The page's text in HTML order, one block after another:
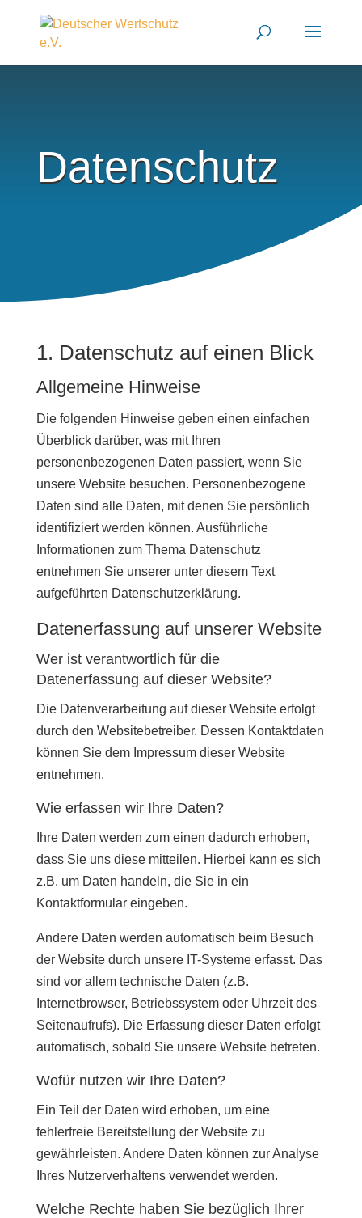
Datenschutz
1. Datenschutz auf einen Blick
Allgemeine Hinweise
Die folgenden Hinweise geben einen einfachen
Überblick darüber, was mit Ihren
personenbezogenen Daten passiert, wenn Sie
unsere Website besuchen. Personenbezogene
Daten sind alle Daten, mit denen Sie persönlich
identifiziert werden können. Ausführliche
Informationen zum Thema Datenschutz
entnehmen Sie unserer unter diesem Text
aufgeführten Datenschutzerklärung.
Datenerfassung auf unserer Website
Wer ist verantwortlich für die
Datenerfassung auf dieser Website?
Die Datenverarbeitung auf dieser Website erfolgt
durch den Websitebetreiber. Dessen Kontaktdaten
können Sie dem Impressum dieser Website
entnehmen.
Wie erfassen wir Ihre Daten?
Ihre Daten werden zum einen dadurch erhoben,
dass Sie uns diese mitteilen. Hierbei kann es sich
z.B. um Daten handeln, die Sie in ein
Kontaktformular eingeben.
Andere Daten werden automatisch beim Besuch
der Website durch unsere IT-Systeme erfasst. Das
sind vor allem technische Daten (z.B.
Internetbrowser, Betriebssystem oder Uhrzeit des
Seitenaufrufs). Die Erfassung dieser Daten erfolgt
automatisch, sobald Sie unsere Website betreten.
Wofür nutzen wir Ihre Daten?
Ein Teil der Daten wird erhoben, um eine
fehlerfreie Bereitstellung der Website zu
gewährleisten. Andere Daten können zur Analyse
Ihres Nutzerverhaltens verwendet werden.
Welche Rechte haben Sie bezüglich Ihrer